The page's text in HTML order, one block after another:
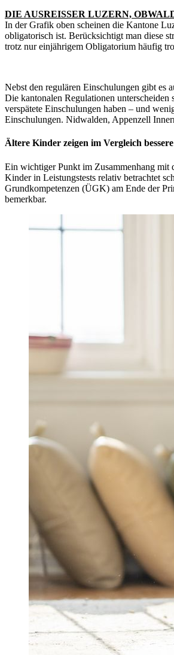
DIE AUSREISSER LUZERN,
In der Grafik oben scheinen die Kantone
obligatorisch ist. Berücksichtigt man diese
trotz nur einjährigem Obligatorium häufig
Nebst den regulären Einschulungen gibt es
Die kantonalen Regulationen
verspätete Einschulungen haben – und
Einschulungen. Nidwalden, Appenzell
Ältere Kinder zeigen im Vergleich
Ein wichtiger Punkt im Zusammenhang mit
Kinder in Leistungstests relativ betrachtet
Grundkompetenzen (ÜGK) am Ende der
bemerkbar.